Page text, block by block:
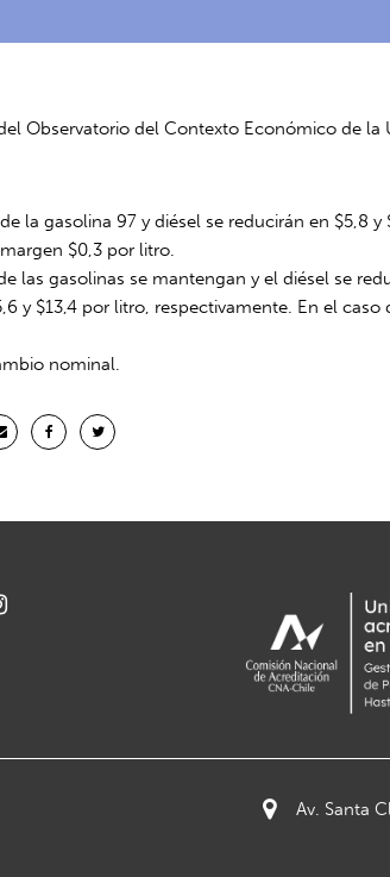
Observatorio del Contexto Económico de la
la gasolina 97 y diésel se reducirán en $5,8 y
$0,3 por litro.
las gasolinas se mantengan y el diésel se
y $13,4 por litro, respectivamente. En el caso
nominal.
Av. Santa